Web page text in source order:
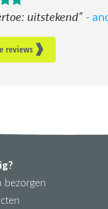
uitstekend -
reviews
bezorgen